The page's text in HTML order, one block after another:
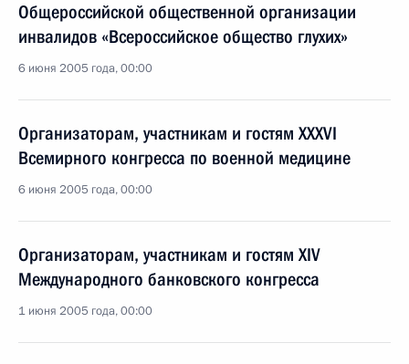
Общероссийской общественной организации
инвалидов «Всероссийское общество глухих»
6 июня 2005 года, 00:00
Организаторам, участникам и гостям XXXVI
Всемирного конгресса по военной медицине
6 июня 2005 года, 00:00
Организаторам, участникам и гостям XIV
Международного банковского конгресса
1 июня 2005 года, 00:00